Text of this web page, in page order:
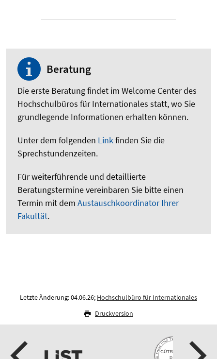
Beratung
Die erste Beratung findet im Welcome Center des
Hochschulbüros für Internationales statt, wo Sie
grundlegende Informationen erhalten können.
Unter dem folgenden Linkfinden Sie die
Sprechstundenzeiten.
Für weiterführende und detaillierte
Beratungstermine vereinbaren Sie bitte einen
Termin mit dem Austauschkoordinator Ihrer
Fakultät.
Letzte Änderung: 04.06.26; Hochschulbüro für Internationales
Druckversion